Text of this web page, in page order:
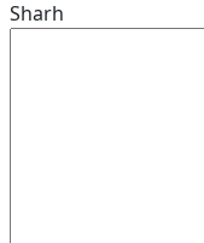
Sharh